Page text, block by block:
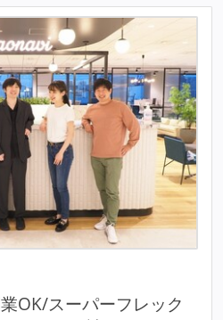
OK/スーパーフレック